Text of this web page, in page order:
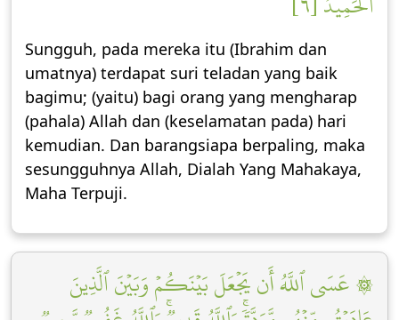
Sungguh, pada mereka itu (Ibrahim dan
umatnya) terdapat suri teladan yang baik
bagimu; (yaitu) bagi orang yang mengharap
(pahala) Allah dan (keselamatan pada) hari
kemudian. Dan barangsiapa berpaling, maka
sesungguhnya Allah, Dialah Yang Mahakaya,
Maha Terpuji.
۞ عَسَى ٱللَّهُ أَن يَجۡعَلَ بَيۡنَكُمۡ وَبَيۡنَ ٱلَّذِينَ